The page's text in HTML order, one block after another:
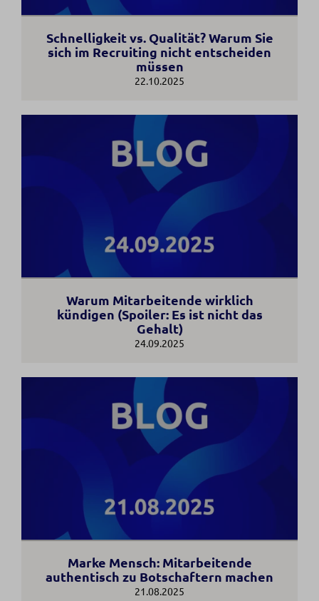
Schnelligkeit vs. Qualität? Warum Sie
sich im Recruiting nicht entscheiden
müssen
22.10.2025
Warum Mitarbeitende wirklich
kündigen (Spoiler: Es ist nicht das
Gehalt)
24.09.2025
Marke Mensch: Mitarbeitende
authentisch zu Botschaftern machen
21.08.2025